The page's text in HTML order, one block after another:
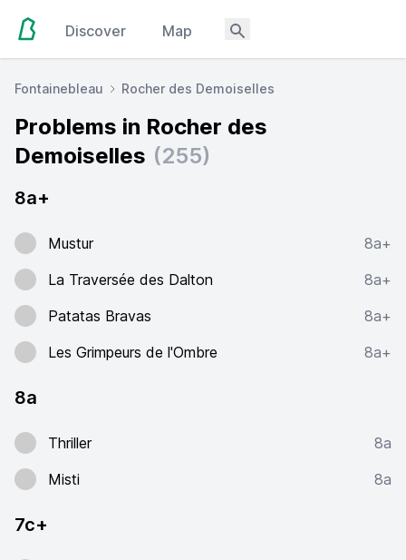
Discover Map
Fontainebleau Rocher des Demoiselles
Problems in Rocher des
Demoiselles (255)
8a+
Mustur
8a+
La Traversée des Dalton
8a+
Patatas Bravas
8a+
Les Grimpeurs de l'Ombre
8a+
8a
Thriller
8a
Misti
8a
7c+